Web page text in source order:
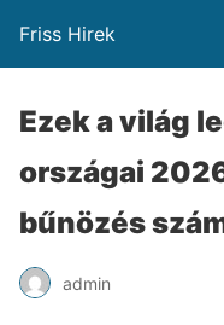
Friss Hirek
Ezek a világ
országai
bűnözés
admin